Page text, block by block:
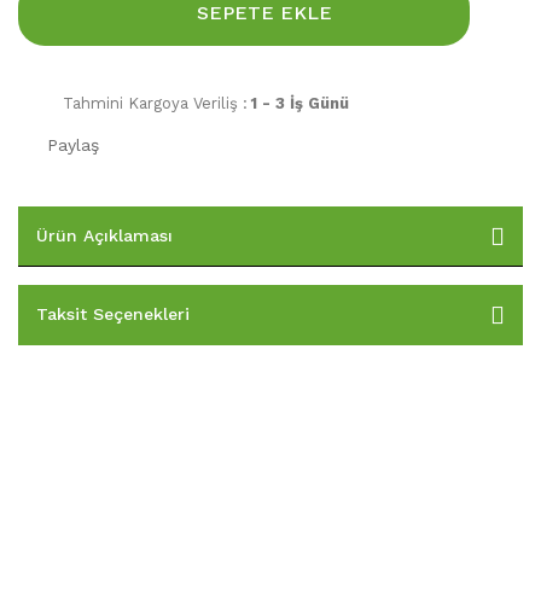
SEPETE EKLE
Tahmini Kargoya Veriliş : 1 - 3 İş Günü
Paylaş
Ürün Açıklaması
Taksit Seçenekleri